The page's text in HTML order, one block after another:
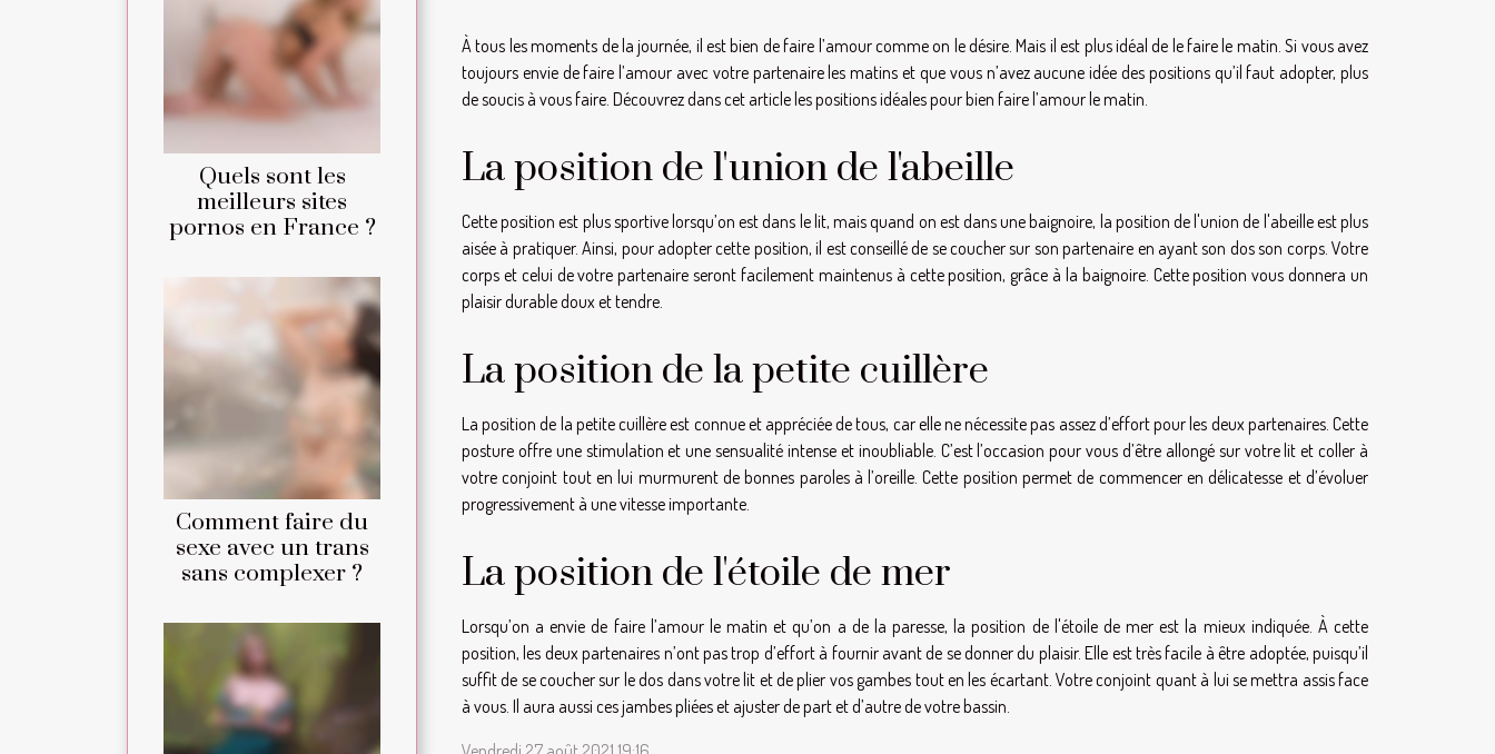
Quels sont les
meilleurs sites
pornos en France ?
Comment faire du
sexe avec un trans
sans complexer ?
À tous les moments de la journée, il est bien de faire l’amour comme on le désire. Mais il est plus idéal de le faire le matin. Si vous avez
toujours envie de faire l’amour avec votre partenaire les matins et que vous n’avez aucune idée des positions qu’il faut adopter, plus
de soucis à vous faire. Découvrez dans cet article les positions idéales pour bien faire l’amour le matin.
La position de l'union de l'abeille
Cette position est plus sportive lorsqu’on est dans le lit, mais quand on est dans une baignoire, la position de l'union de l'abeille est plus
aisée à pratiquer. Ainsi, pour adopter cette position, il est conseillé de se coucher sur son partenaire en ayant son dos son corps. Votre
corps et celui de votre partenaire seront facilement maintenus à cette position, grâce à la baignoire. Cette position vous donnera un
plaisir durable doux et tendre.
La position de la petite cuillère
La position de la petite cuillère est connue et appréciée de tous, car elle ne nécessite pas assez d’effort pour les deux partenaires. Cette
posture offre une stimulation et une sensualité intense et inoubliable. C’est l’occasion pour vous d’être allongé sur votre lit et coller à
votre conjoint tout en lui murmurent de bonnes paroles à l’oreille. Cette position permet de commencer en délicatesse et d’évoluer
progressivement à une vitesse importante.
La position de l'étoile de mer
Lorsqu’on a envie de faire l’amour le matin et qu’on a de la paresse, la position de l'étoile de mer est la mieux indiquée. À cette
position, les deux partenaires n’ont pas trop d’effort à fournir avant de se donner du plaisir. Elle est très facile à être adoptée, puisqu’il
suffit de se coucher sur le dos dans votre lit et de plier vos gambes tout en les écartant. Votre conjoint quant à lui se mettra assis face
à vous. Il aura aussi ces jambes pliées et ajuster de part et d’autre de votre bassin.